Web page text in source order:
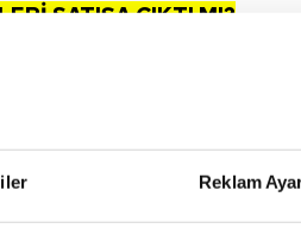
Reklam
SATIŞA ÇIKTI MI?
GSPlus Premium ve
saat 14.00'de
passo.com.tr adresinden satışa